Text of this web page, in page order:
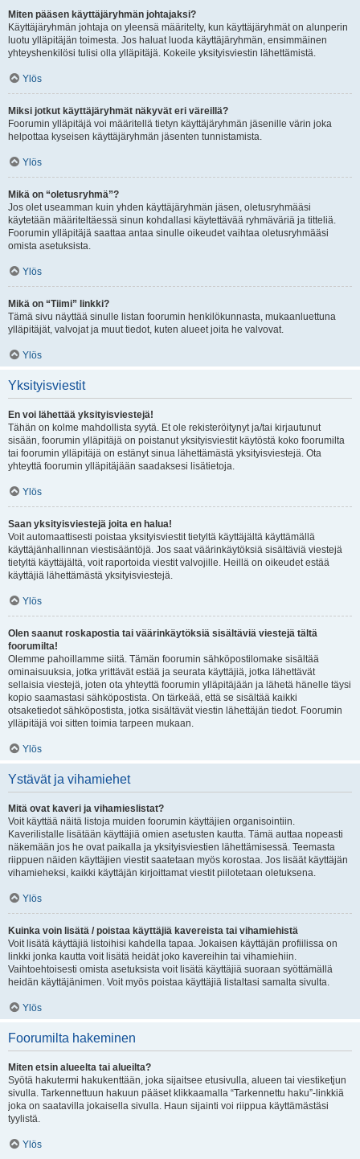
Miten pääsen käyttäjäryhmän johtajaksi?
Käyttäjäryhmän johtaja on yleensä määritelty, kun käyttäjäryhmät on alunperin
luotu ylläpitäjän toimesta. Jos haluat luoda käyttäjäryhmän, ensimmäinen
yhteyshenkilösi tulisi olla ylläpitäjä. Kokeile yksityisviestin lähettämistä.
Ylös
Miksi jotkut käyttäjäryhmät näkyvät eri väreillä?
Foorumin ylläpitäjä voi määritellä tietyn käyttäjäryhmän jäsenille värin joka
helpottaa kyseisen käyttäjäryhmän jäsenten tunnistamista.
Ylös
Mikä on “oletusryhmä”?
Jos olet useamman kuin yhden käyttäjäryhmän jäsen, oletusryhmääsi
käytetään määriteltäessä sinun kohdallasi käytettävää ryhmäväriä ja titteliä.
Foorumin ylläpitäjä saattaa antaa sinulle oikeudet vaihtaa oletusryhmääsi
omista asetuksista.
Ylös
Mikä on “Tiimi” linkki?
Tämä sivu näyttää sinulle listan foorumin henkilökunnasta, mukaanluettuna
ylläpitäjät, valvojat ja muut tiedot, kuten alueet joita he valvovat.
Ylös
Yksityisviestit
En voi lähettää yksityisviestejä!
Tähän on kolme mahdollista syytä. Et ole rekisteröitynyt ja/tai kirjautunut
sisään, foorumin ylläpitäjä on poistanut yksityisviestit käytöstä koko foorumilta
tai foorumin ylläpitäjä on estänyt sinua lähettämästä yksityisviestejä. Ota
yhteyttä foorumin ylläpitäjään saadaksesi lisätietoja.
Ylös
Saan yksityisviestejä joita en halua!
Voit automaattisesti poistaa yksityisviestit tietyltä käyttäjältä käyttämällä
käyttäjänhallinnan viestisääntöjä. Jos saat väärinkäytöksiä sisältäviä viestejä
tietyltä käyttäjältä, voit raportoida viestit valvojille. Heillä on oikeudet estää
käyttäjiä lähettämästä yksityisviestejä.
Ylös
Olen saanut roskapostia tai väärinkäytöksiä sisältäviä viestejä tältä
foorumilta!
Olemme pahoillamme siitä. Tämän foorumin sähköpostilomake sisältää
ominaisuuksia, jotka yrittävät estää ja seurata käyttäjiä, jotka lähettävät
sellaisia viestejä, joten ota yhteyttä foorumin ylläpitäjään ja lähetä hänelle täysi
kopio saamastasi sähköpostista. On tärkeää, että se sisältää kaikki
otsaketiedot sähköpostista, jotka sisältävät viestin lähettäjän tiedot. Foorumin
ylläpitäjä voi sitten toimia tarpeen mukaan.
Ylös
Ystävät ja vihamiehet
Mitä ovat kaveri ja vihamieslistat?
Voit käyttää näitä listoja muiden foorumin käyttäjien organisointiin.
Kaverilistalle lisätään käyttäjiä omien asetusten kautta. Tämä auttaa nopeasti
näkemään jos he ovat paikalla ja yksityisviestien lähettämisessä. Teemasta
riippuen näiden käyttäjien viestit saatetaan myös korostaa. Jos lisäät käyttäjän
vihamieheksi, kaikki käyttäjän kirjoittamat viestit piilotetaan oletuksena.
Ylös
Kuinka voin lisätä / poistaa käyttäjiä kavereista tai vihamiehistä
Voit lisätä käyttäjiä listoihisi kahdella tapaa. Jokaisen käyttäjän profiilissa on
linkki jonka kautta voit lisätä heidät joko kavereihin tai vihamiehiin.
Vaihtoehtoisesti omista asetuksista voit lisätä käyttäjiä suoraan syöttämällä
heidän käyttäjänimen. Voit myös poistaa käyttäjiä listaltasi samalta sivulta.
Ylös
Foorumilta hakeminen
Miten etsin alueelta tai alueilta?
Syötä hakutermi hakukenttään, joka sijaitsee etusivulla, alueen tai viestiketjun
sivulla. Tarkennettuun hakuun pääset klikkaamalla “Tarkennettu haku”-linkkiä
joka on saatavilla jokaisella sivulla. Haun sijainti voi riippua käyttämästäsi
tyylistä.
Ylös